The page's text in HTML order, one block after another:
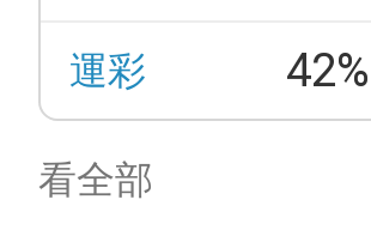
運彩 42%
看全部